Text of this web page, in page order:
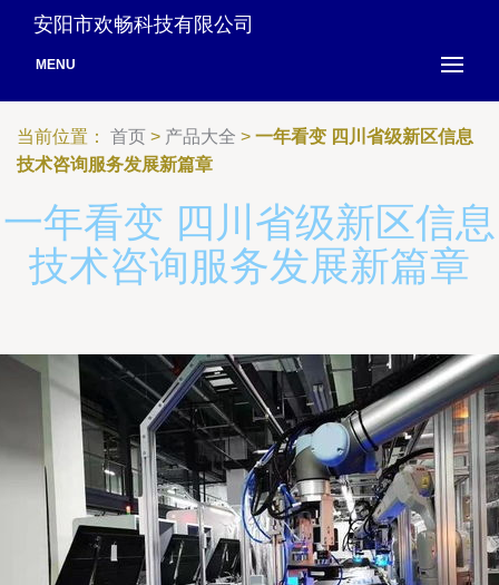
安阳市欢畅科技有限公司
MENU
当前位置： 首页 > 产品大全 > 一年看变 四川省级新区信息
技术咨询服务发展新篇章
一年看变 四川省级新区信息
技术咨询服务发展新篇章